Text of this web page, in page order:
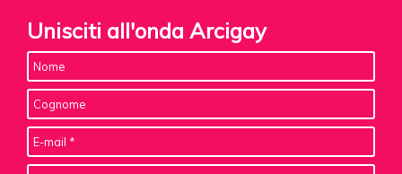
Unisciti all'onda Arcigay